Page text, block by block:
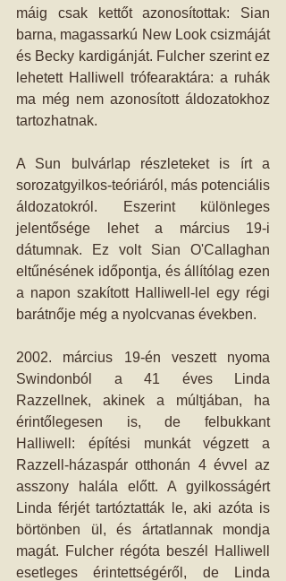
máig csak kettőt azonosítottak: Sian
barna, magassarkú New Look csizmáját
és Becky kardigánját. Fulcher szerint ez
lehetett Halliwell trófearaktára: a ruhák
ma még nem azonosított áldozatokhoz
tartozhatnak.
A Sun bulvárlap részleteket is írt a
sorozatgyilkos-teóriáról, más potenciális
áldozatokról. Eszerint különleges
jelentősége lehet a március 19-i
dátumnak. Ez volt Sian O'Callaghan
eltűnésének időpontja, és állítólag ezen
a napon szakított Halliwell-lel egy régi
barátnője még a nyolcvanas években.
2002. március 19-én veszett nyoma
Swindonból a 41 éves Linda
Razzellnek, akinek a múltjában, ha
érintőlegesen is, de felbukkant
Halliwell: építési munkát végzett a
Razzell-házaspár otthonán 4 évvel az
asszony halála előtt. A gyilkosságért
Linda férjét tartóztatták le, aki azóta is
börtönben ül, és ártatlannak mondja
magát. Fulcher régóta beszél Halliwell
esetleges érintettségéről, de Linda